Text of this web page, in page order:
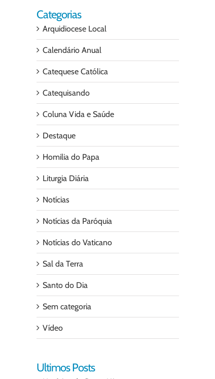
Categorias
Arquidiocese Local
Calendário Anual
Catequese Católica
Catequisando
Coluna Vida e Saúde
Destaque
Homilia do Papa
Liturgia Diária
Notícias
Notícias da Paróquia
Notícias do Vaticano
Sal da Terra
Santo do Dia
Sem categoria
Vídeo
Ultimos Posts